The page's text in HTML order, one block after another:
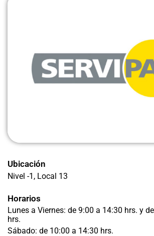
Ubicación
Nivel -1 , Local 13
Horarios
Lunes a Viernes: de 9:00 a 14:30 hrs. y
hrs.
Sábado: de 10:00 a 14:30 hrs.